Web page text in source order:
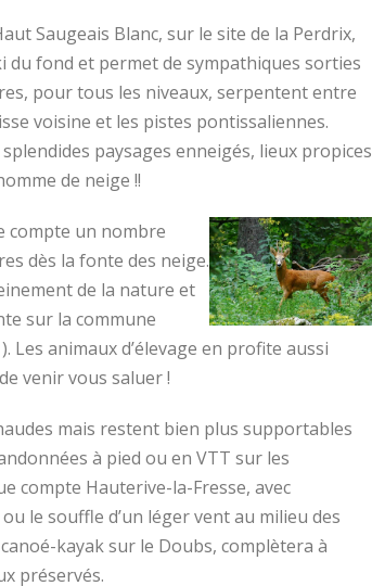
Saugeais Blanc, sur le site de la Perdrix,
du fond et permet de sympathiques sorties
pour tous les niveaux, serpentent entre
voisine et les pistes pontissaliennes.
paysages enneigés, lieux propices
de neige !!
compte un nombre
dès la fonte des neige.
de la nature et
sur la commune
animaux d’élevage en profite aussi
venir vous saluer !
mais restent bien plus supportables
à pied ou en VTT sur les
compte Hauterive-la-Fresse, avec
le souffle d’un léger vent au milieu des
kayak sur le Doubs, complètera à
préservés.